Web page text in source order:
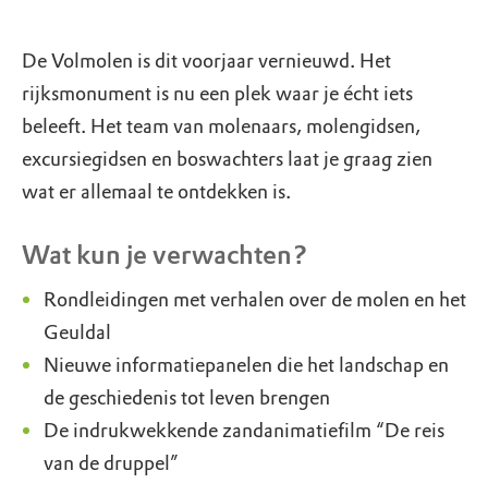
De Volmolen is dit voorjaar vernieuwd. Het
rijksmonument is nu een plek waar je écht iets
beleeft. Het team van molenaars, molengidsen,
excursiegidsen en boswachters laat je graag zien
wat er allemaal te ontdekken is.
Wat kun je verwachten?
Rondleidingen met verhalen over de molen en het
Geuldal
Nieuwe informatiepanelen die het landschap en
de geschiedenis tot leven brengen
De indrukwekkende zandanimatiefilm “De reis
van de druppel”